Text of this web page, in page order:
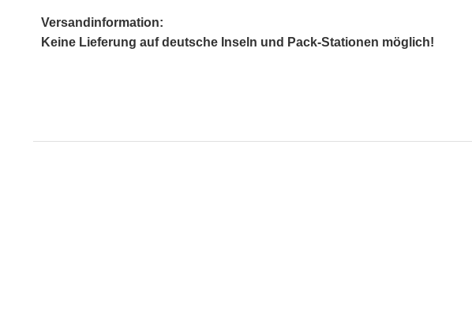
Versandinformation:
Keine Lieferung auf deutsche Inseln und Pack-Stationen möglich!